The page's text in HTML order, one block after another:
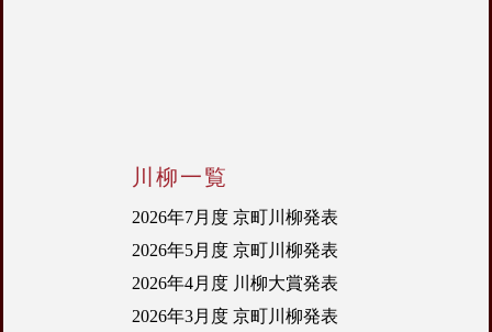
川柳一覧
2026年7月度 京町川柳発表
2026年5月度 京町川柳発表
2026年4月度 川柳大賞発表
2026年3月度 京町川柳発表